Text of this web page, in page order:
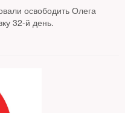
освободить Олега
32-й день.